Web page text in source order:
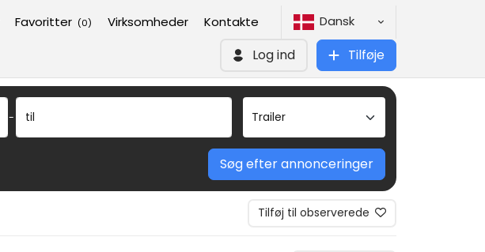
Favoritter (0) Virksomheder Kontakte Dansk
Log ind Tilføje
- til
Søg efter annonceringer
Tilføj til observerede